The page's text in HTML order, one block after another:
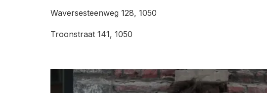
Waversesteenweg 128, 1050
Troonstraat 141, 1050